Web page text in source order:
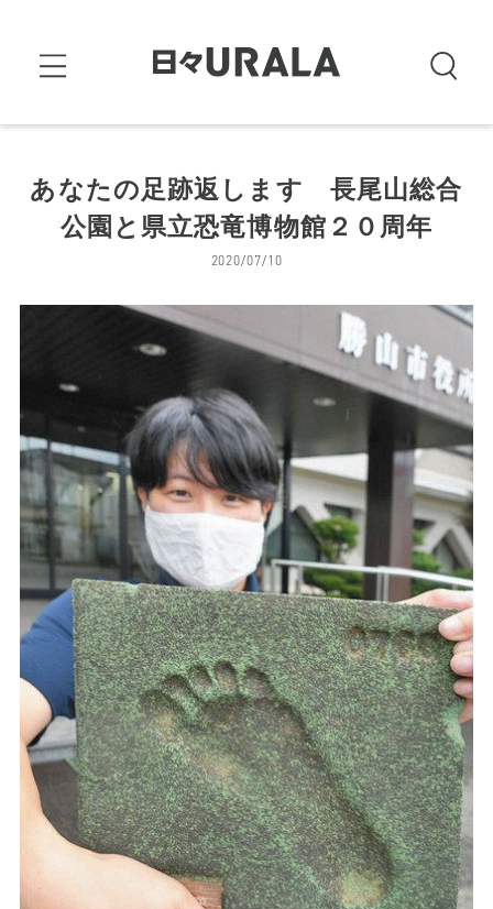
あなたの足跡返します 長尾山総合
公園と県立恐竜博物館２０周年
2020/07/10